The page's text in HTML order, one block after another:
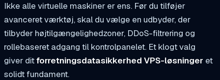
Ikke alle virtuelle maskiner er ens. Før du tilføjer
avanceret værktøj, skal du vælge en udbyder, der
tilbyder højtilgængelighedzoner, DDoS-filtrering og
rollebaseret adgang til kontrolpanelet. Et klogt valg
giver ditforretningsdatasikkerhed VPS-løsninger et
solidt fundament.